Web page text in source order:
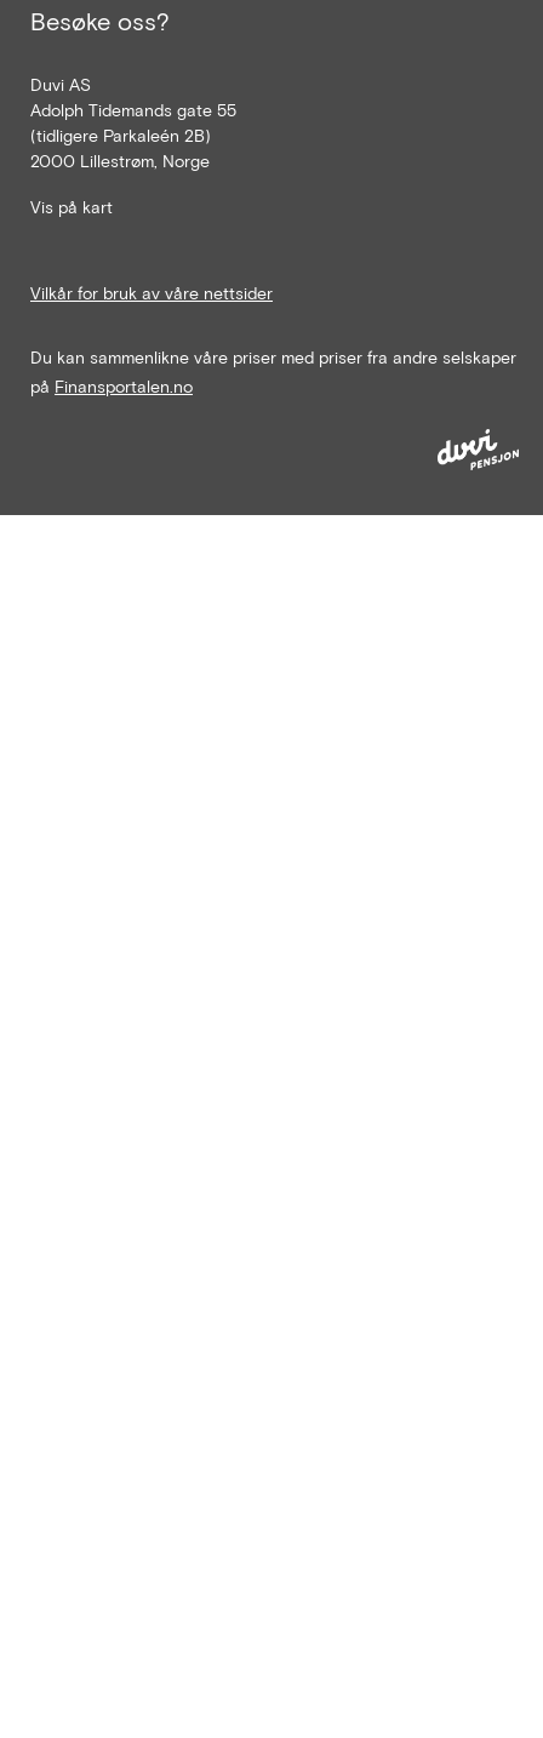
Besøke oss?
Duvi AS
Adolph Tidemands gate 55
(tidligere Parkaleén 2B)
2000 Lillestrøm, Norge
Vis på kart
Vilkår for bruk av våre nettsider
Du kan sammenlikne våre priser med priser fra andre selskaper
på Finansportalen.no